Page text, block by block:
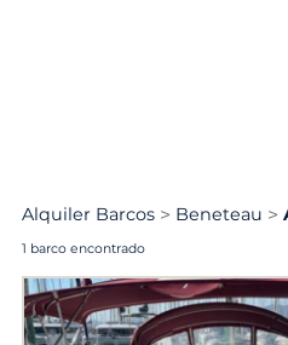
Alquiler Barcos Beneteau
1 barco encontrado